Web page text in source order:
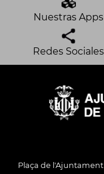
Nuestras Apps
Redes Sociales
Plaça de l'Ajuntament